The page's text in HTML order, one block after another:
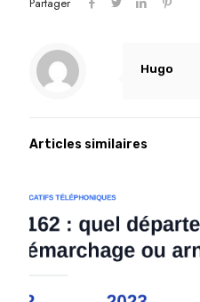
Partager
Hugo
Articles similaires